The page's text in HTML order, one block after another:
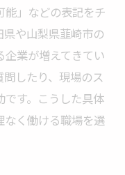
能」などの表記をチ
や山梨県韮崎市の
業が増えてきてい
したり、現場のス
です。こうした具体
なく働ける職場を選